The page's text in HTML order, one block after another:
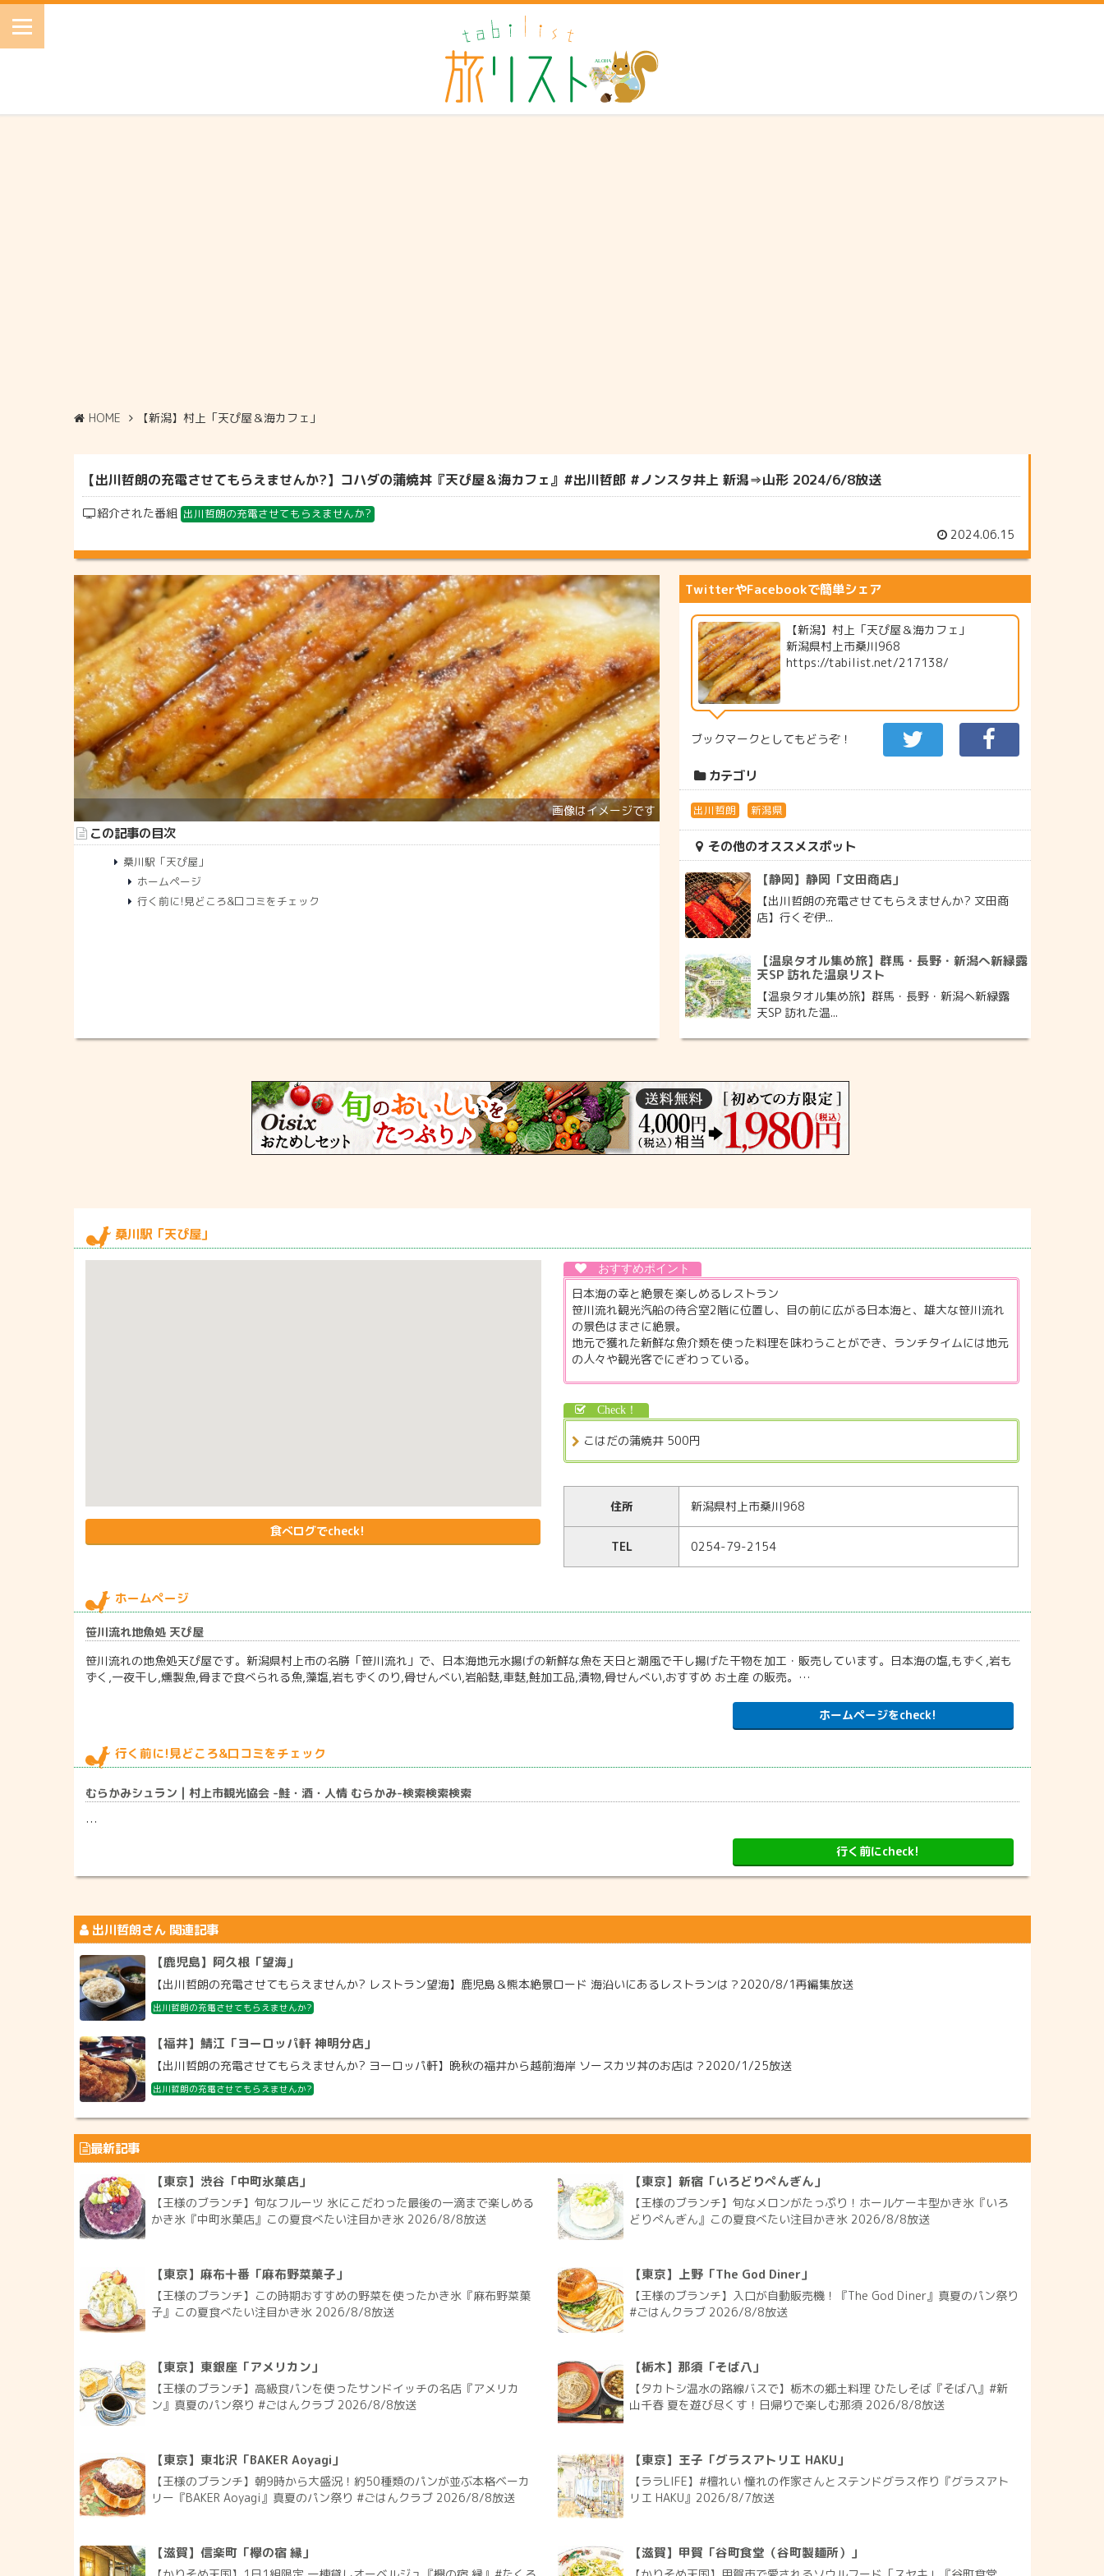
HOME 【新潟】村上「天ぴ屋＆海カフェ」
【出川哲朗の充電させてもらえませんか?】コハダの蒲焼丼『天ぴ屋＆海カフェ』#出川哲郎 #ノンスタ井上 新潟⇒山形 2024/6/8放送
紹介された番組 出川哲朗の充電させてもらえませんか?
2024.06.15
この記事の目次
桑川駅「天ぴ屋」
ホームページ
行く前に!見どころ&口コミをチェック
TwitterやFacebookで簡単シェア
【新潟】村上「天ぴ屋＆海カフェ」
新潟県村上市桑川968
https://tabilist.net/217138/
ブックマークとしてもどうぞ！
カテゴリ
出川哲朗 新潟県
その他のオススメスポット
【静岡】静岡「文田商店」
【出川哲朗の充電させてもらえませんか? 文田商
店】行くぞ伊...
【温泉タオル集め旅】群馬・長野・新潟へ新緑露
天SP 訪れた温泉リスト
【温泉タオル集め旅】群馬・長野・新潟へ新緑露
天SP 訪れた温...
桑川駅「天ぴ屋」
食べログでcheck!
日本海の幸と絶景を楽しめるレストラン
笹川流れ観光汽船の待合室2階に位置し、目の前に広がる日本海と、雄大な笹川流れ
の景色はまさに絶景。
地元で獲れた新鮮な魚介類を使った料理を味わうことができ、ランチタイムには地元
の人々や観光客でにぎわっている。
こはだの蒲焼井 500円
住所 新潟県村上市桑川968
TEL 0254-79-2154
ホームページ
笹川流れ地魚処 天ぴ屋
笹川流れの地魚処天ぴ屋です。新潟県村上市の名勝「笹川流れ」で、日本海地元水揚げの新鮮な魚を天日と潮風で干し揚げた干物を加工・販売しています。日本海の塩,もずく,岩も
ずく,一夜干し,燻製魚,骨まで食べられる魚,藻塩,岩もずくのり,骨せんべい,岩船麩,車麩,鮭加工品,漬物,骨せんべい,おすすめ お土産 の販売。…
ホームページをcheck!
行く前に!見どころ&口コミをチェック
むらかみシュラン | 村上市観光協会 -鮭・酒・人情 むらかみ-検索検索検索
…
行く前にcheck!
出川哲朗さん 関連記事
【鹿児島】阿久根「望海」
【出川哲朗の充電させてもらえませんか? レストラン望海】鹿児島＆熊本絶景ロード 海沿いにあるレストランは？2020/8/1再編集放送
出川哲朗の充電させてもらえませんか?
【福井】鯖江「ヨーロッパ軒 神明分店」
【出川哲朗の充電させてもらえませんか? ヨーロッパ軒】晩秋の福井から越前海岸 ソースカツ丼のお店は？2020/1/25放送
出川哲朗の充電させてもらえませんか?
最新記事
【東京】渋谷「中町氷菓店」
【王様のブランチ】旬なフルーツ 氷にこだわった最後の一滴まで楽しめる
かき氷『中町氷菓店』この夏食べたい注目かき氷 2026/8/8放送
【東京】新宿「いろどりぺんぎん」
【王様のブランチ】旬なメロンがたっぷり！ホールケーキ型かき氷『いろ
どりぺんぎん』この夏食べたい注目かき氷 2026/8/8放送
【東京】麻布十番「麻布野菜菓子」
【王様のブランチ】この時期おすすめの野菜を使ったかき氷『麻布野菜菓
子』この夏食べたい注目かき氷 2026/8/8放送
【東京】上野「The God Diner」
【王様のブランチ】入口が自動販売機！『The God Diner』真夏のパン祭り
#ごはんクラブ 2026/8/8放送
【東京】東銀座「アメリカン」
【王様のブランチ】高級食パンを使ったサンドイッチの名店『アメリカ
ン』真夏のパン祭り #ごはんクラブ 2026/8/8放送
【栃木】那須「そば八」
【タカトシ温水の路線バスで】栃木の郷土料理 ひたしそば『そば八』#新
山千春 夏を遊び尽くす！日帰りで楽しむ那須 2026/8/8放送
【東京】東北沢「BAKER Aoyagi」
【王様のブランチ】朝9時から大盛況！約50種類のパンが並ぶ本格ベーカ
リー『BAKER Aoyagi』真夏のパン祭り #ごはんクラブ 2026/8/8放送
【東京】王子「グラスアトリエ HAKU」
【ララLIFE】#檀れい 憧れの作家さんとステンドグラス作り『グラスアト
リエ HAKU』2026/8/7放送
【滋賀】信楽町「欅の宿 縁」 【滋賀】甲賀「谷町食堂（谷町製麺所）」